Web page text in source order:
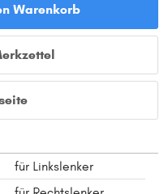
Warenkorb
für Linkslenker